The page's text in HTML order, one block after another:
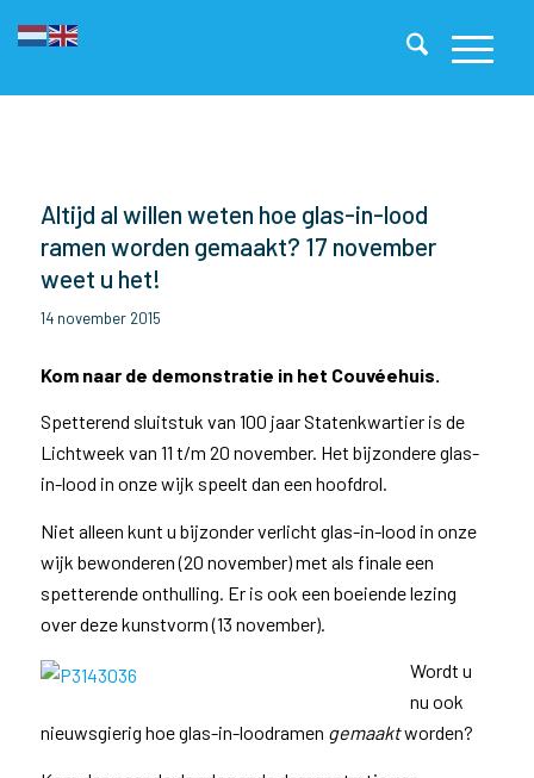
Altijd al willen weten hoe glas-in-lood
ramen worden gemaakt? 17 november
weet u het!
14 november 2015
Kom naar de demonstratie in het Couvéehuis.
Spetterend sluitstuk van 100 jaar Statenkwartier is de
Lichtweek van 11 t/m 20 november. Het bijzondere glas-
in-lood in onze wijk speelt dan een hoofdrol.
Niet alleen kunt u bijzonder verlicht glas-in-lood in onze
wijk bewonderen (20 november) met als finale een
spetterende onthulling. Er is ook een boeiende lezing
over deze kunstvorm (13 november).
Wordt u
nu ook
nieuwsgierig hoe glas-in-loodramen gemaaktworden?